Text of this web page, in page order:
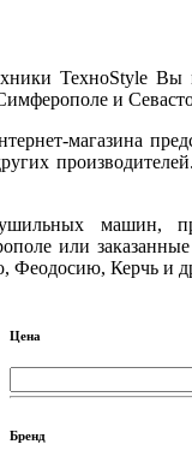
ТехноStyle Вы
и
магазина
сушильных машин,
или заказанные
Феодосию, Керчь и
Цена
Бренд